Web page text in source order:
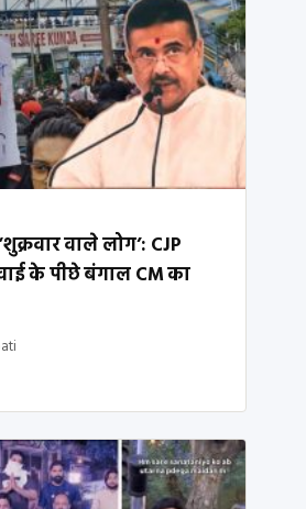
वाले लोग’: CJP
के पीछे बंगाल CM का